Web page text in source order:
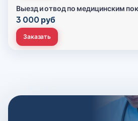
Выезд и отвод по медицинским
3 000 руб
Заказать